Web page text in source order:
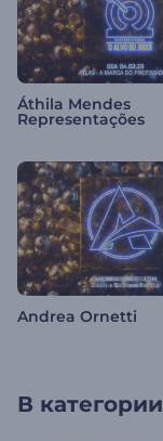
Áthila Mendes
Representações
Andrea Ornetti
В категории